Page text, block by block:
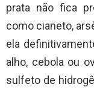
prata não fica
como cianeto,
ela
alho, cebola ou
sulfeto de